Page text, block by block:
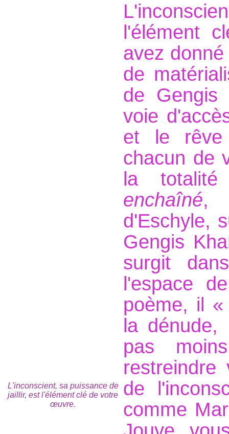
L'inconscient, sa puissance de
jaillir, est l'élément clé de votre
œuvre.
l'élément
avez
de
de Gengis
voie
et le rêve
chacun de
la
enchaîné,
d'Eschyle,
Gengis
surgit
l'espace
poème, il
la
pas
de
comme